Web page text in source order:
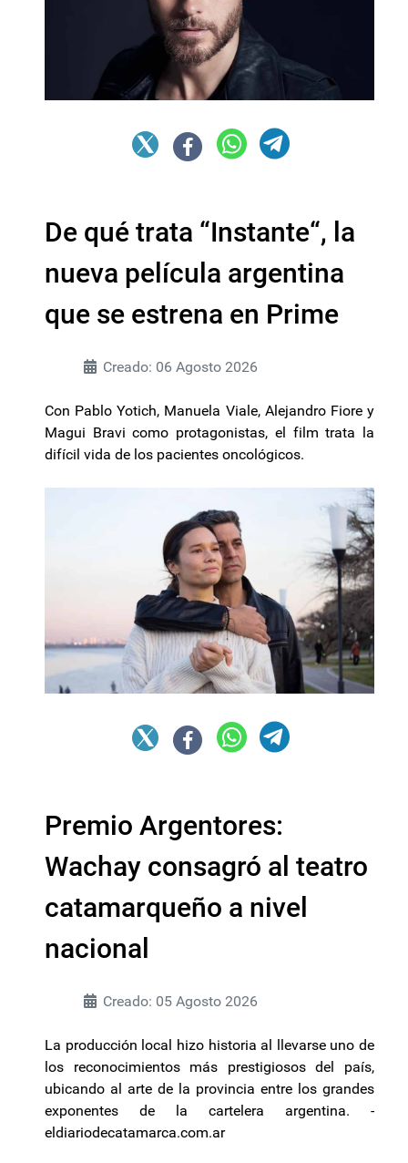
De qué trata “Instante“, la
nueva película argentina
que se estrena en Prime
Creado: 06 Agosto 2026
Con Pablo Yotich, Manuela Viale, Alejandro Fiore y
Magui Bravi como protagonistas, el film trata la
difícil vida de los pacientes oncológicos.
Premio Argentores:
Wachay consagró al teatro
catamarqueño a nivel
nacional
Creado: 05 Agosto 2026
La producción local hizo historia al llevarse uno de
los reconocimientos más prestigiosos del país,
ubicando al arte de la provincia entre los grandes
exponentes de la cartelera argentina. -
eldiariodecatamarca.com.ar